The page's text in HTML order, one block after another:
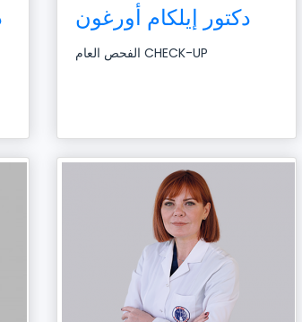
دكتور إيلكام أورغون
الفحص العام CHECK-UP